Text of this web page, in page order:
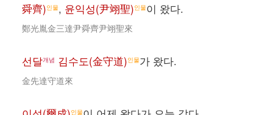
舜齊)인물, 윤익성(尹翊聖)인물이 왔다.
鄭光胤金三達尹舜齊尹翊聖來
선달개념 김수도(金守道)인물가 왔다.
金先達守道來
인물